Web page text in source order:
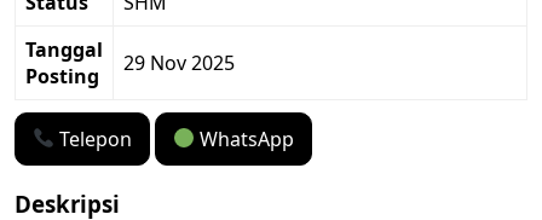
Tanggal
Posting
29 Nov 2025
Telepon WhatsApp
Deskripsi